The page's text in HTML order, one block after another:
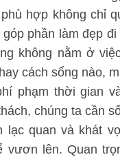
hợp không chỉ
phần làm đẹp
không nằm ở
cách sống nào,
phạm thời gian
chúng ta cần
lạc quan và khát
vươn lên. Quan